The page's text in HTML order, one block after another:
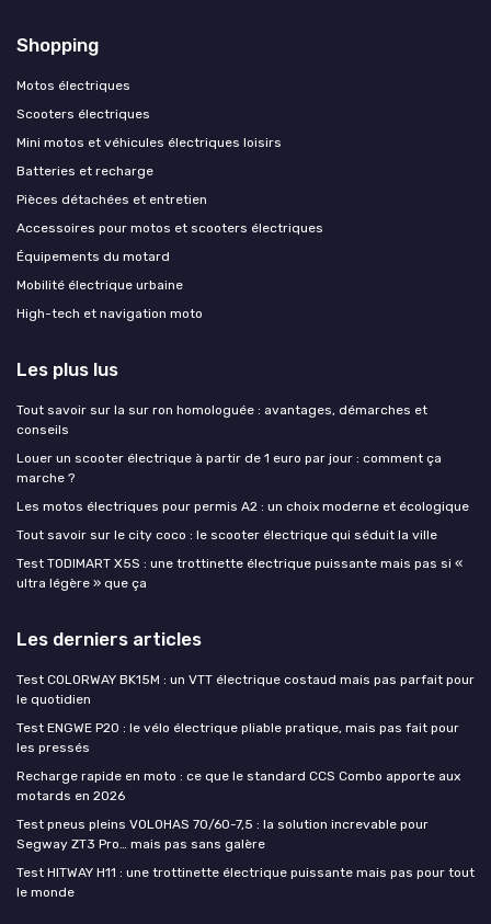
Shopping
Motos électriques
Scooters électriques
Mini motos et véhicules électriques loisirs
Batteries et recharge
Pièces détachées et entretien
Accessoires pour motos et scooters électriques
Équipements du motard
Mobilité électrique urbaine
High-tech et navigation moto
Les plus lus
Tout savoir sur la sur ron homologuée : avantages, démarches et
conseils
Louer un scooter électrique à partir de 1 euro par jour : comment ça
marche ?
Les motos électriques pour permis A2 : un choix moderne et écologique
Tout savoir sur le city coco : le scooter électrique qui séduit la ville
Test TODIMART X5S : une trottinette électrique puissante mais pas si «
ultra légère » que ça
Les derniers articles
Test COLORWAY BK15M : un VTT électrique costaud mais pas parfait pour
le quotidien
Test ENGWE P20 : le vélo électrique pliable pratique, mais pas fait pour
les pressés
Recharge rapide en moto : ce que le standard CCS Combo apporte aux
motards en 2026
Test pneus pleins VOLOHAS 70/60-7,5 : la solution increvable pour
Segway ZT3 Pro… mais pas sans galère
Test HITWAY H11 : une trottinette électrique puissante mais pas pour tout
le monde